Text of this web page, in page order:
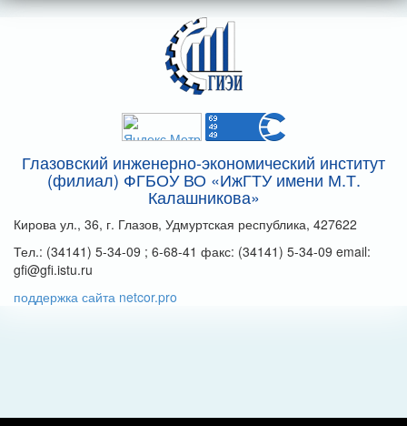
Глазовский инженерно-экономический институт
(филиал) ФГБОУ ВО «ИжГТУ имени М.Т.
Калашникова»
Кирова ул., 36, г. Глазов, Удмуртская республика, 427622
Тел.: (34141) 5-34-09 ; 6-68-41 факс: (34141) 5-34-09 email:
gfi@gfi.istu.ru
поддержка сайта netcor.pro